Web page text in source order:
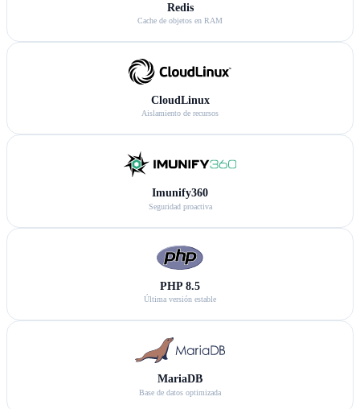
Redis
Cache de objetos en RAM
CloudLinux
Aislamiento de recursos
Imunify360
Seguridad proactiva
PHP 8.5
Última versión estable
MariaDB
Base de datos optimizada